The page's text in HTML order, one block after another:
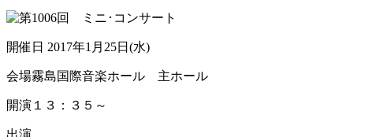
開催日 2017年1月25日(水)
会場霧島国際音楽ホール 主ホール
開演 １３：３５～